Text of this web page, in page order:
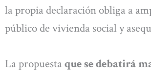
la propia declaración obliga a
público de vivienda social y
La propuesta que se debatirá